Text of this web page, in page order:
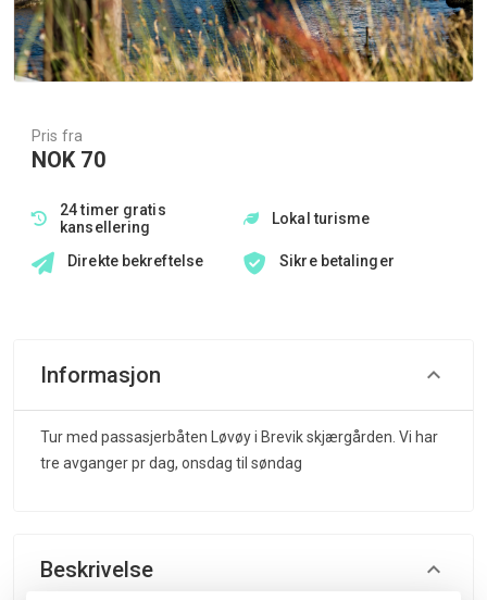
Pris fra
NOK 70
24 timer gratis
kansellering
Lokal turisme
Direkte bekreftelse Sikre betalinger
Informasjon
Tur med passasjerbåten Løvøy i Brevik skjærgården. Vi har
tre avganger pr dag, onsdag til søndag
Beskrivelse